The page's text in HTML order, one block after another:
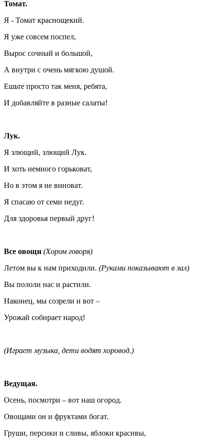
Томат.
Я - Томат краснощекий.
Я уже совсем поспел,
Вырос сочный и большой,
А внутри с очень мягкою душой.
Ешьте просто так меня, ребята,
И добавляйте в разные салаты!
Лук.
Я злющий, злющий Лук.
И хоть немного горьковат,
Но в этом я не виноват.
Я спасаю от семи недуг.
Для здоровья первый друг!
Все овощи (Хором говоря)
Летом вы к нам приходили. (Руками показывают в зал)
Вы пололи нас и растили.
Наконец, мы созрели и вот –
Урожай собирает народ!
(Играет музыка, дети водят хоровод.)
Ведущая.
Осень, посмотри – вот наш огород.
Овощами он и фруктами богат.
Груши, персики и сливы, яблоки красивы,